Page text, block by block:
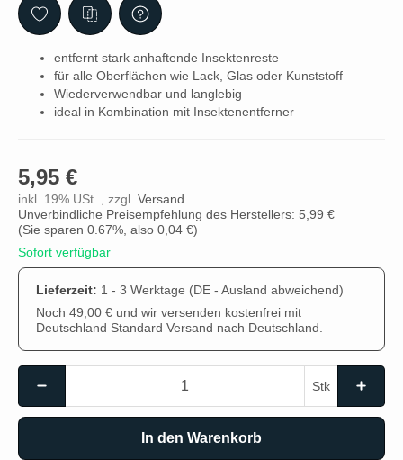
entfernt stark anhaftende Insektenreste
für alle Oberflächen wie Lack, Glas oder Kunststoff
Wiederverwendbar und langlebig
ideal in Kombination mit Insektenentferner
5,95 €
inkl. 19% USt. , zzgl. Versand
Unverbindliche Preisempfehlung des Herstellers: 5,99 €
(Sie sparen 0.67% , also 0,04 €)
Sofort verfügbar
Lieferzeit: 1 - 3 Werktage (DE - Ausland abweichend)
Noch 49,00 € und wir versenden kostenfrei mit
Deutschland Standard Versand nach Deutschland.
Stk
In den Warenkorb